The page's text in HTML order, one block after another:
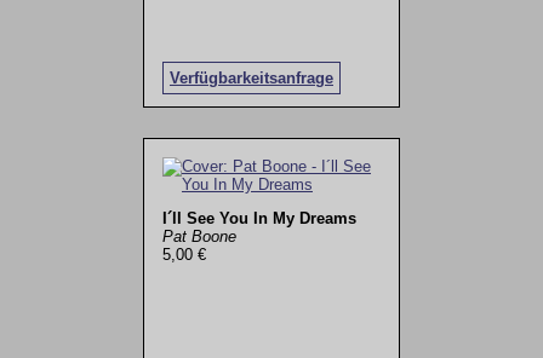
Verfügbarkeitsanfrage
I´ll See You In My Dreams
Pat Boone
5,00 €